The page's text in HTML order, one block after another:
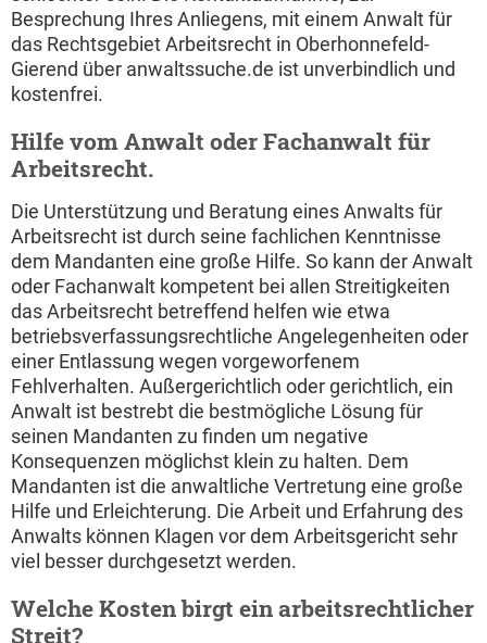
Besprechung Ihres Anliegens, mit einem Anwalt für
das Rechtsgebiet Arbeitsrecht in Oberhonnefeld-
Gierend über anwaltssuche.de ist unverbindlich und
kostenfrei.
Hilfe vom Anwalt oder Fachanwalt für
Arbeitsrecht.
Die Unterstützung und Beratung eines Anwalts für
Arbeitsrecht ist durch seine fachlichen Kenntnisse
dem Mandanten eine große Hilfe. So kann der Anwalt
oder Fachanwalt kompetent bei allen Streitigkeiten
das Arbeitsrecht betreffend helfen wie etwa
betriebsverfassungsrechtliche Angelegenheiten oder
einer Entlassung wegen vorgeworfenem
Fehlverhalten. Außergerichtlich oder gerichtlich, ein
Anwalt ist bestrebt die bestmögliche Lösung für
seinen Mandanten zu finden um negative
Konsequenzen möglichst klein zu halten. Dem
Mandanten ist die anwaltliche Vertretung eine große
Hilfe und Erleichterung. Die Arbeit und Erfahrung des
Anwalts können Klagen vor dem Arbeitsgericht sehr
viel besser durchgesetzt werden.
Welche Kosten birgt ein arbeitsrechtlicher
Streit?